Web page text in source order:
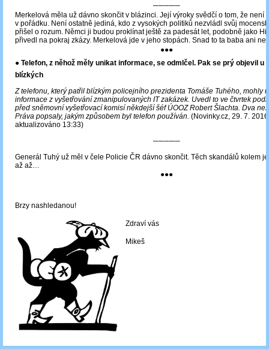
─────
Merkelová měla už dávno skončit v blázinci. Její výroky svědčí o tom, že není
v pořádku. Není ostatně jediná, kdo z vysokých politiků nezvládl svůj
přišel o rozum. Němci ji budou proklínat ještě za padesát let, podobně jako
přivedl na pokraj zkázy. Merkelová jde v jeho stopách. Snad to ta baba ani
●●●
● Telefon, z něhož měly unikat informace, se odmlčel. Pak se prý objevil u
blízkých
Z telefonu, který patřil blízkým policejního prezidenta Tomáše Tuhého, mohly
informace z vyšetřování zmanipulovaných IT zakázek. Uvedl to ve čtvrtek
před sněmovní vyšetřovací komisí někdejší šéf ÚOOZ Robert Šlachta. Dva
Práva popsaly, jakým způsobem byl telefon používán. (Novinky.cz, 29. 7.
aktualizováno 13:33)
─────
Generál Tuhý už měl v čele Policie ČR dávno skončit. Těch skandálů kolem
až až…
●●●
Brzy nashledanou!
Zdraví vás
Mikeš